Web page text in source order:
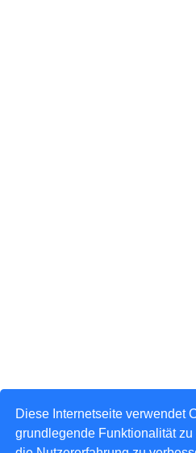
Diese Internetseite verwendet
grundlegende Funktionalität